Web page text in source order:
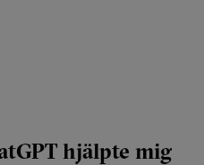
hjälpte mig